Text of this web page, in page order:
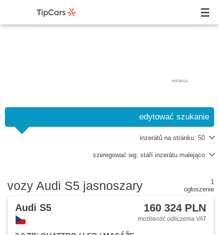
reklama
edytować szukanie
inzerátů na stránku: 50
szeregować wg: stáří inzerátu malejąco
vozy Audi S5 jasnoszary
1
ogłoszenie
Audi S5 160 324 PLN
możliwość odliczenia VAT